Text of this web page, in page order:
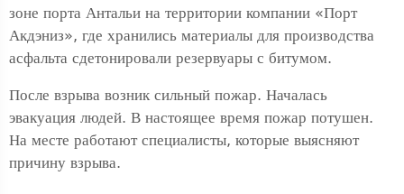
зоне порта Антальи на территории компании «Порт
Акдэниз», где хранились материалы для производства
асфальта сдетонировали резервуары с битумом.
После взрыва возник сильный пожар. Началась
эвакуация людей. В настоящее время пожар потушен.
На месте работают специалисты, которые выясняют
причину взрыва.